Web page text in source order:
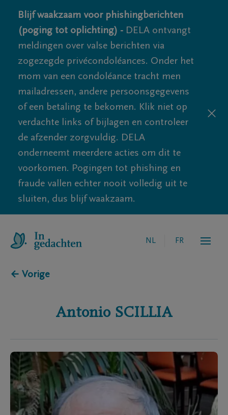
Blijf waakzaam voor phishingberichten
(poging tot oplichting) - DELA ontvangt
meldingen over valse berichten via
zogezegde privécondoléances. Onder het
mom van een condoléance tracht men
mailadressen, andere persoonsgegevens
of een betaling te bekomen. Klik niet op
verdachte links of bijlagen en controleer
de afzender zorgvuldig. DELA
onderneemt meerdere acties om dit te
voorkomen. Pogingen tot phishing en
fraude vallen echter nooit volledig uit te
sluiten, dus blijf waakzaam.
NL FR
← Vorige
Antonio SCILLIA